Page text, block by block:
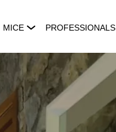
MICE PROFESSIONALS